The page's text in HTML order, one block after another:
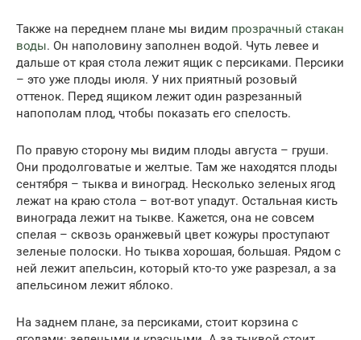
Также на переднем плане мы видим прозрачный стакан
воды. Он наполовину заполнен водой. Чуть левее и
дальше от края стола лежит ящик с персиками. Персики
– это уже плоды июля. У них приятный розовый
оттенок. Перед ящиком лежит один разрезанный
напополам плод, чтобы показать его спелость.
По правую сторону мы видим плоды августа – груши.
Они продолговатые и желтые. Там же находятся плоды
сентября – тыква и виноград. Несколько зеленых ягод
лежат на краю стола – вот-вот упадут. Остальная кисть
винограда лежит на тыкве. Кажется, она не совсем
спелая – сквозь оранжевый цвет кожуры проступают
зеленые полоски. Но тыква хорошая, большая. Рядом с
ней лежит апельсин, который кто-то уже разрезал, а за
апельсином лежит яблоко.
На заднем плане, за персиками, стоит корзина с